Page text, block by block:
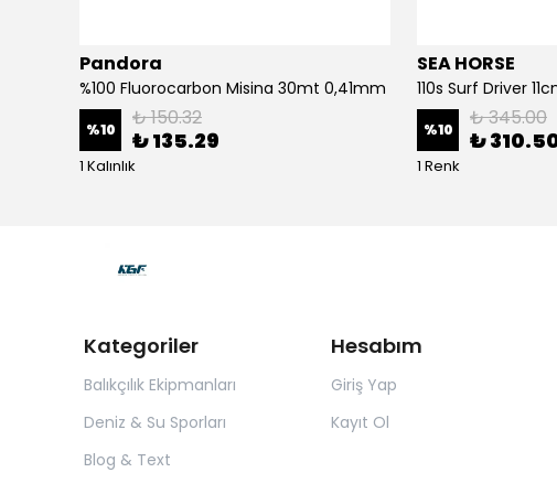
Pandora
%100 Fluorocarbon Misina 30mt 0,41mm
%10 ₺ 150.32
₺ 135.29
1 Kalınlık
SEA HORSE
110s Surf Driver
%10 ₺ 345.00
₺
1 Renk
Kategoriler
Balıkçılık Ekipmanları
Deniz & Su Sporları
Blog & Text
Hesabım
Giriş Yap
Kayıt Ol